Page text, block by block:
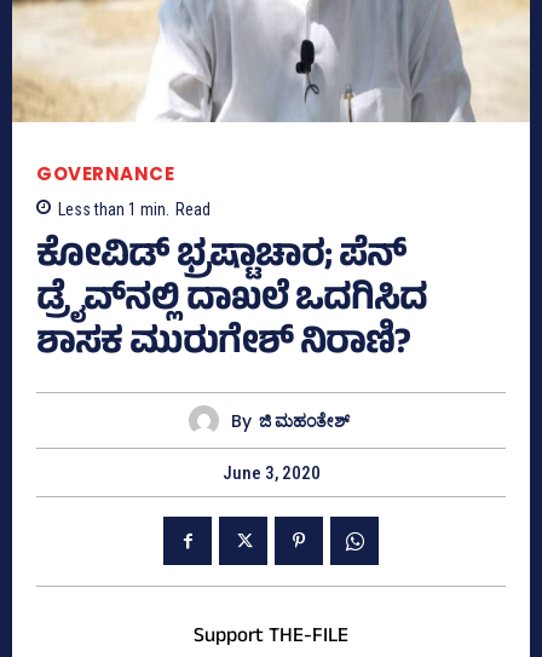
GOVERNANCE
Less than 1 min. Read
ಕೋವಿಡ್‌ ಭ್ರಷ್ಟಾಚಾರ; ಪೆನ್‌
ಡ್ರೈವ್‌ನಲ್ಲಿ ದಾಖಲೆ ಒದಗಿಸಿದ
ಶಾಸಕ ಮುರುಗೇಶ್‌ ನಿರಾಣಿ?
By ಜಿ ಮಹಂತೇಶ್
June 3, 2020
Support THE-FILE